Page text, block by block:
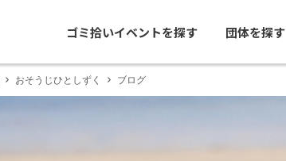
ゴミ拾いイベントを探す 団体を探す
おそうじひとしずく ブログ